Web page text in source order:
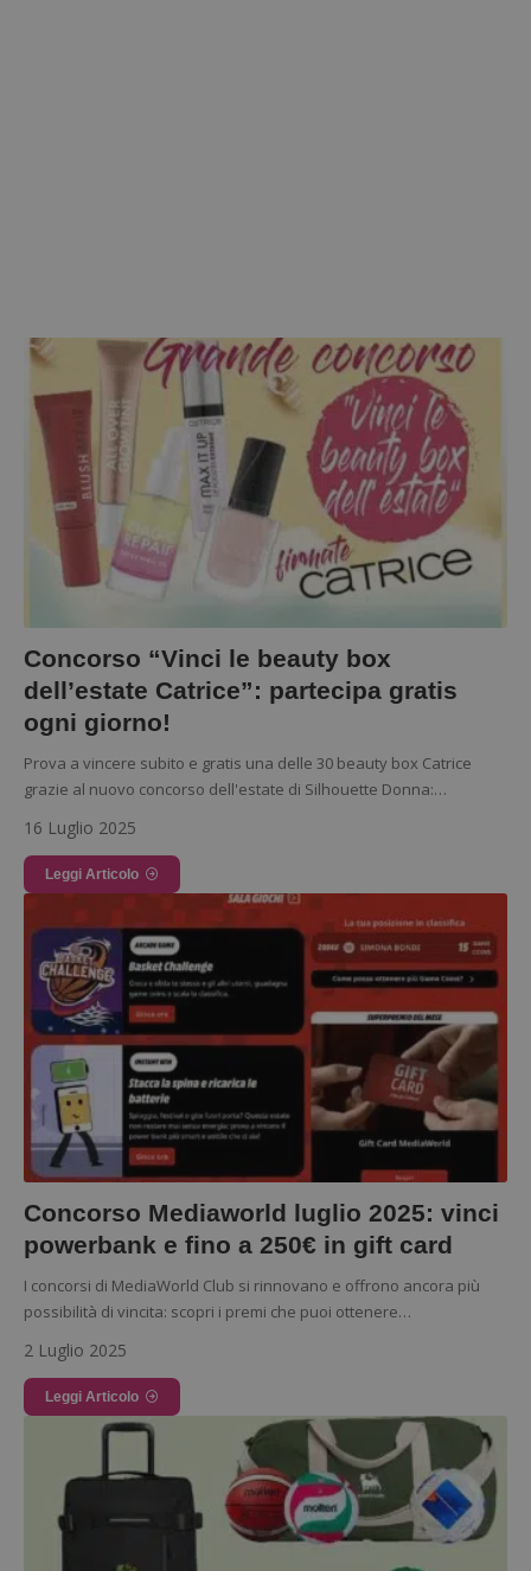
Concorso “Vinci le beauty box
dell’estate Catrice”: partecipa gratis
ogni giorno!
Prova a vincere subito e gratis una delle 30 beauty box Catrice
grazie al nuovo concorso dell'estate di Silhouette Donna:…
16 Luglio 2025
Leggi Articolo
Concorso Mediaworld luglio 2025: vinci
powerbank e fino a 250€ in gift card
I concorsi di MediaWorld Club si rinnovano e offrono ancora più
possibilità di vincita: scopri i premi che puoi ottenere…
2 Luglio 2025
Leggi Articolo